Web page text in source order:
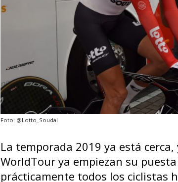
Foto: @Lotto_Soudal
La temporada 2019 ya está
WorldTour ya empiezan su
prácticamente todos los ciclistas